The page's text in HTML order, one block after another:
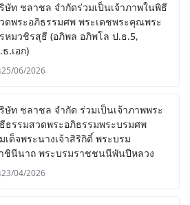
ษัท ชลาชล จำกัดร่วมเป็นเจ้าภาพในพิธี
ดพระอภิธรรมศพ พระเดชพระคุณพระ
หมวชิรสุธี (อภิพล อภิพโล ป.ธ.5,
.เอก)
25/06/2026
ษัท ชลาชล จำกัด ร่วมเป็นเจ้าภาพพระ
ธรรมสวดพระอภิธรรมพระบรมศพ
เด็จพระนางเจ้าสิริกิติ์ พระบรม
ชินีนาถ พระบรมราชชนนีพันปีหลวง
23/04/2026